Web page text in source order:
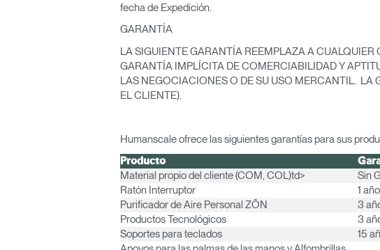
REGISTRO
fecha de Expedición.
GARANTÍA
LA SIGUIENTE GARANTÍA REEMPLAZA A
GARANTÍA IMPLÍCITA DE COMERCIABILIDAD Y
LAS NEGOCIACIONES O DE SU USO MERCANTIL. LA
EL CLIENTE).
Humanscale ofrece las siguientes garantías para sus
Producto
Material propio del cliente (COM, COL)td>
Sin
Ratón Interruptor
1 año
Purificador de Aire Personal ZŌN
3
Productos Tecnológicos
3
Soportes para teclados
15